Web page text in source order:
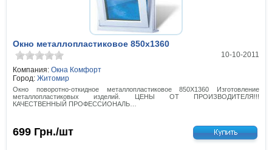
Окно металлопластиковое 850х1360
10-10-2011
Компания: Окна Комфорт
Город: Житомир
Окно поворотно-откидное металлопластиковое 850Х1360 Изготовление
металлопластиковых изделий. ЦЕНЫ ОТ ПРОИЗВОДИТЕЛЯ!!!
КАЧЕСТВЕННЫЙ ПРОФЕССИОНАЛЬ…
699 Грн./шт